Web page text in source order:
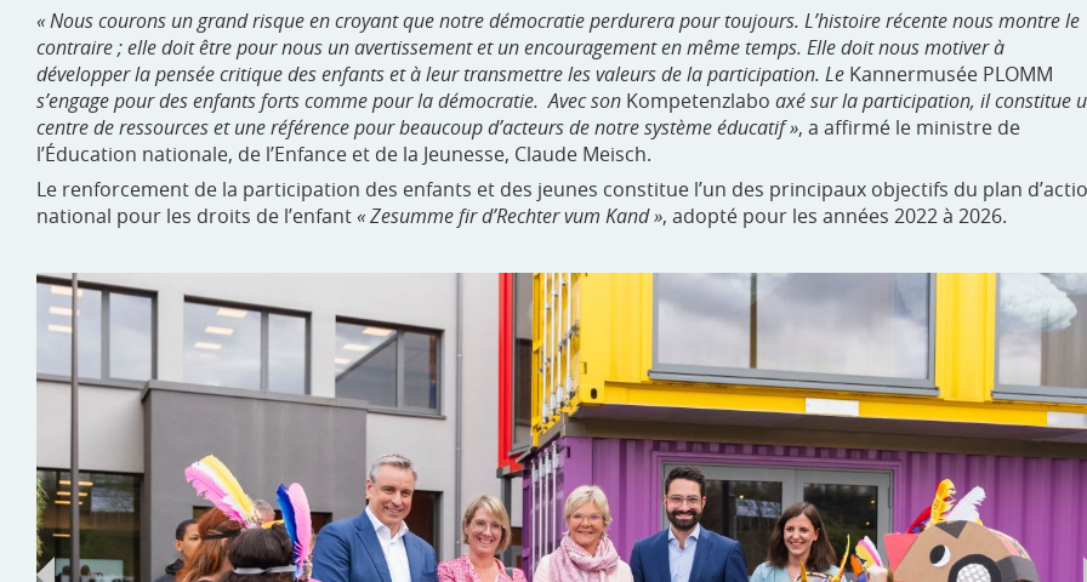
« Nous courons un grand risque en croyant que notre démocratie perdurera pour toujours. L’histoire récente nous montre le
contraire ; elle doit être pour nous un avertissement et un encouragement en même temps. Elle doit nous motiver à
développer la pensée critique des enfants et à leur transmettre les valeurs de la participation. Le Kannermusée PLOMM
s’engage pour des enfants forts comme pour la démocratie. Avec son Kompetenzlabo axé sur la participation, il constitue
centre de ressources et une référence pour beaucoup d’acteurs de notre système éducatif », a affirmé le ministre de
l’Éducation nationale, de l’Enfance et de la Jeunesse, Claude Meisch.
Le renforcement de la participation des enfants et des jeunes constitue l’un des principaux objectifs du plan
national pour les droits de l’enfant« Zesumme fir d’Rechter vum Kand », adopté pour les années 2022 à 2026.